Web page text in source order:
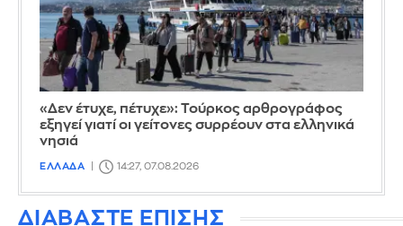
«Δεν έτυχε, πέτυχε»: Τούρκος αρθρογράφος
εξηγεί γιατί οι γείτονες συρρέουν στα ελληνικά
νησιά
ΕΛΛΑΔΑ 14:27, 07.08.2026
ΔΙΑΒΑΣΤΕ ΕΠΙΣΗΣ